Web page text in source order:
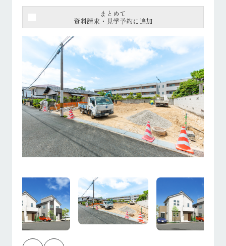
まとめて
資料請求・見学予約に追加